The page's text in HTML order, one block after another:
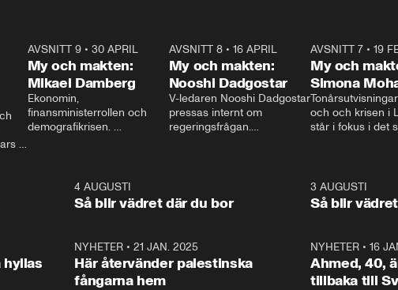
AVSNITT 9• 30 APRIL
My och makten:
Mikael Damberg
Ekonomin,
finansministerrollen och
demografikrisen.
och Makten.
AVSNITT 8• 16 APRIL
My och makten:
Nooshi Dadgostar
V-ledaren Nooshi Dadgostar
pressas internt om
regeringsfrågan.
– Vi ställer upp i val. Ska vi
vara med så sitter vi förstås
AVSNITT 7• 19
My och
Simona
och och krisen i
står i fokus i det
kommentator My
Rohwedder ställer
utbildnings- och
Mohamsson till
1:064 AUGUSTI
Så blir vädret där du bor
3 AUGUSTI
Så blir
hyllas
NYHETER •21 JAN. 2025
Här återvänder palestinska
fångarna hem
NYHETER• 16
Ahmed, 40,
tillbaka till